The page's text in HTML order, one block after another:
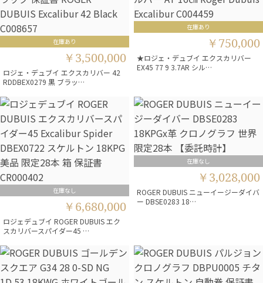
在庫あり
￥3,500,000
ロジェ・デュブイ エクスカリバー 42
RDDBEX0279 黒 ブラッ…
在庫あり
￥750,000
★ロジェ・デュブイ エクスカリバー
EX45 77 9 3.7AR シル…
在庫なし
￥6,680,000
ロジェデュブイ ROGER DUBUIS エク
スカリバースパイダー45 …
在庫なし
￥3,028,000
ROGER DUBUIS ニューイージーダイバ
ー DBSE0283 18…